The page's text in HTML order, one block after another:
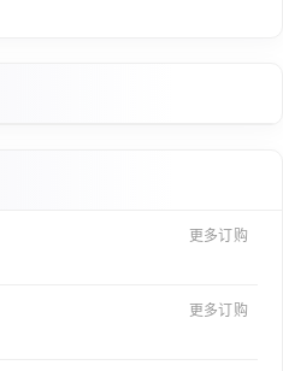
更多订购
更多订购